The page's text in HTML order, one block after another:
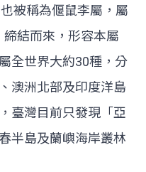
被稱為偃鼠李屬，屬
結而來，形容本屬
全世界大約30種，分
澳洲北部及印度洋島
臺灣目前只發現「亞
半島及蘭嶼海岸叢林